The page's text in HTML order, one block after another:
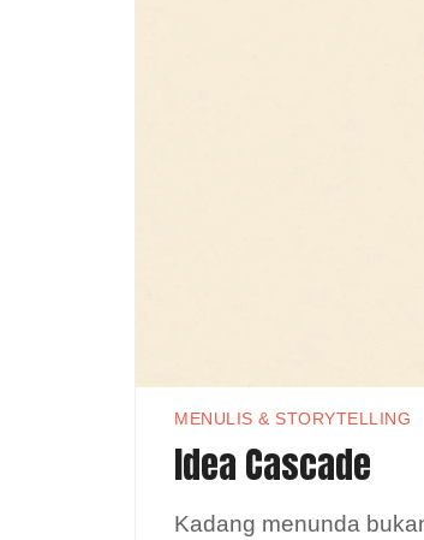
MENULIS & STORYTELLING
Idea Cascade
Kadang menunda